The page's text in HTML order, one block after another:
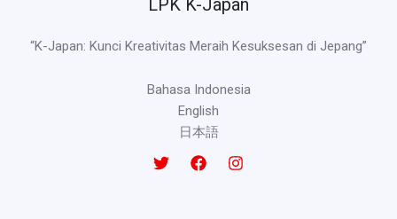
“K-Japan: Kunci Kreativitas Meraih Kesuksesan di Jepang”
Bahasa Indonesia
English
日本語